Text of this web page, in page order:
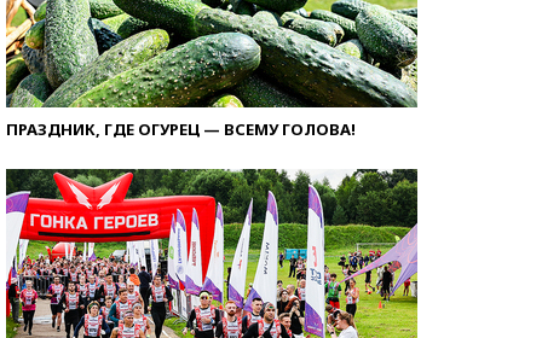
ПРАЗДНИК, ГДЕ ОГУРЕЦ — ВСЕМУ ГОЛОВА!